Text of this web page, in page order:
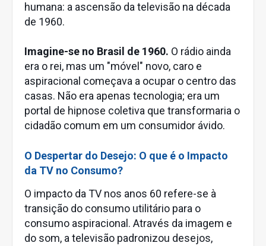
humana: a ascensão da televisão na década
de 1960.
Imagine-se no Brasil de 1960. O rádio ainda
era o rei, mas um "móvel" novo, caro e
aspiracional começava a ocupar o centro das
casas. Não era apenas tecnologia; era um
portal de hipnose coletiva que transformaria o
cidadão comum em um consumidor ávido.
O Despertar do Desejo: O que é o Impacto
da TV no Consumo?
O impacto da TV nos anos 60 refere-se à
transição do consumo utilitário para o
consumo aspiracional. Através da imagem e
do som, a televisão padronizou desejos,